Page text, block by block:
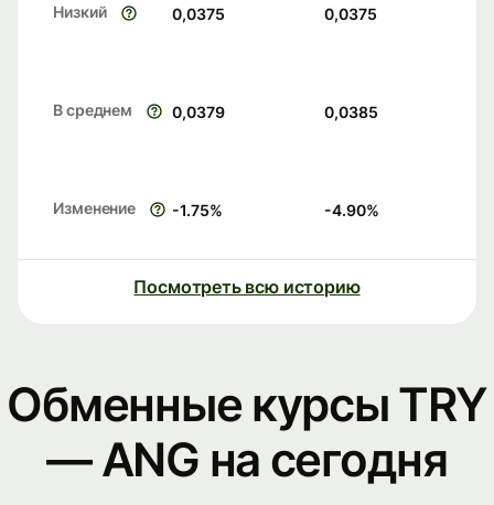
Низкий 0,0375 0,0375
В среднем 0,0379 0,0385
Изменение -1.75% -4.90%
Посмотреть всю историю
Обменные курсы TRY
— ANG на сегодня